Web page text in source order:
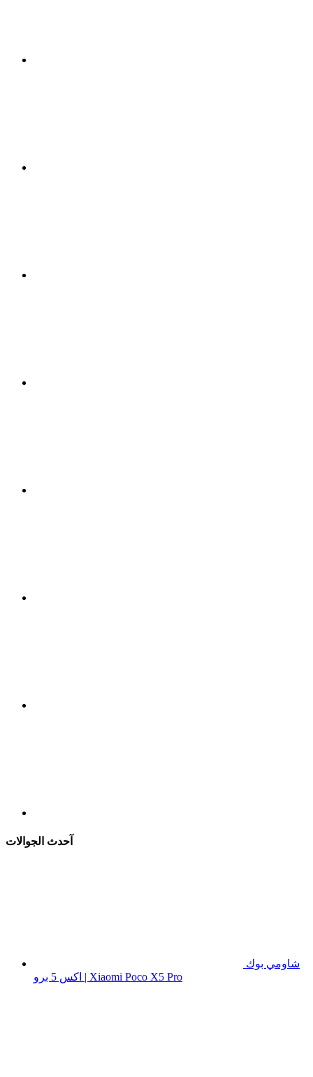
آحدث الجوالات
شاومي بوك
اكس 5 برو | Xiaomi Poco X5 Pro